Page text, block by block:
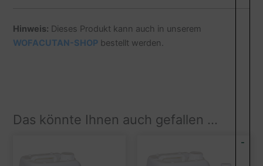
-
Hinweis: Dieses Produkt kann auch in unserem
WOFACUTAN-SHOP bestellt werden.
Das könnte Ihnen auch gefallen …